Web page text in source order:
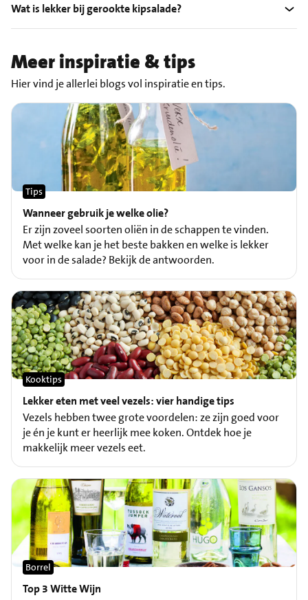
Wat is lekker bij gerookte kipsalade?
Meer inspiratie & tips
Hier vind je allerlei blogs vol inspiratie en tips.
Wanneer gebruik je welke olie?
Tips
Er zijn zoveel soorten oliën in de schappen te vinden.
Met welke kan je het beste bakken en welke is lekker
voor in de salade? Bekijk de antwoorden.
Lekker eten met veel vezels: vier handige tips
Kooktips
Vezels hebben twee grote voordelen: ze zijn goed voor
je én je kunt er heerlijk mee koken. Ontdek hoe je
makkelijk meer vezels eet.
Top 3 Witte Wijn
Borrel